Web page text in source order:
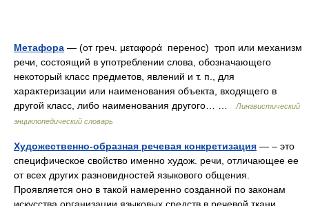
Метафора — (от греч. μεταφορά перенос) троп или механизм
речи, состоящий в употреблении слова, обозначающего
некоторый класс предметов, явлений и т. п., для
характеризации или наименования объекта, входящего в
другой класс, либо наименования другого… …
Лингвистический
энциклопедический словарь
Художественно-образная речевая конкретизация — – это
специфическое свойство именно худож. речи, отличающее ее
от всех других разновидностей языкового общения.
Проявляется оно в такой намеренно созданной по законам